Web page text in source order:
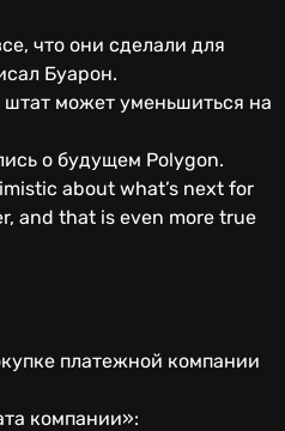
что они сделали для
Буарон.
может уменьшиться на
о будущем Polygon.
about what’s next for
and that is even more true
платежной компании
компании»: